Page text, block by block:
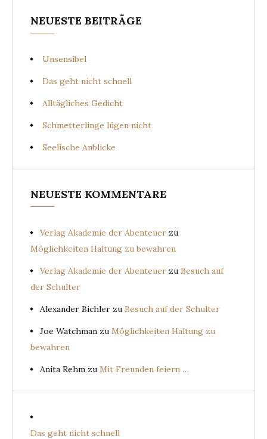
NEUESTE BEITRÄGE
Unsensibel
Das geht nicht schnell
Alltägliches Gedicht
Schmetterlinge lügen nicht
Seelische Anblicke
NEUESTE KOMMENTARE
Verlag Akademie der Abenteuer zu
Möglichkeiten Haltung zu bewahren
Verlag Akademie der Abenteuer zu Besuch auf
der Schulter
Alexander Bichler zu Besuch auf der Schulter
Joe Watchman zu Möglichkeiten Haltung zu
bewahren
Anita Rehm zu Mit Freunden feiern …
Das geht nicht schnell